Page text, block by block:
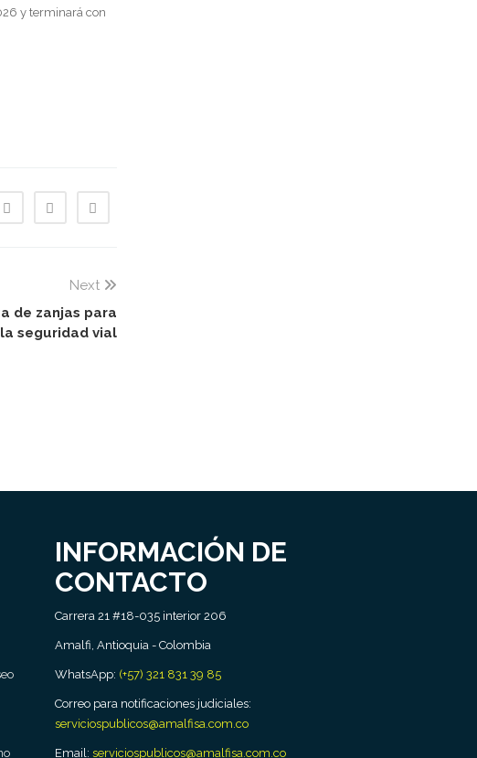
y terminará con
Next
de zanjas para
seguridad vial
INFORMACIÓN DE
CONTACTO
Carrera 21 #18-035 interior 206
Amalfi, Antioquia - Colombia
WhatsApp: (+57) 321 831 39 85
Correo para notificaciones judiciales:
serviciospublicos@amalfisa.com.co
Email: serviciospublicos@amalfisa.com.co